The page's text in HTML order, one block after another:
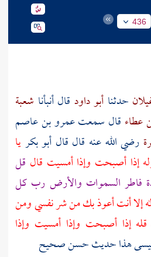
436
حدثنا أبو داود قال أنبأنا شعبة
عطاء قال سمعتعمرو بن عاصم
رضي الله عنه قال قال أبو بكريا
إذا أصبحت وإذا أمسيت قال قل
فاطر السموات والأرض رب كل
إلا أنت أعوذ بك من شر نفسي ومن
إذا أصبحت وإذا أمسيت وإذا
عيسى هذا حديث حسن صحيح